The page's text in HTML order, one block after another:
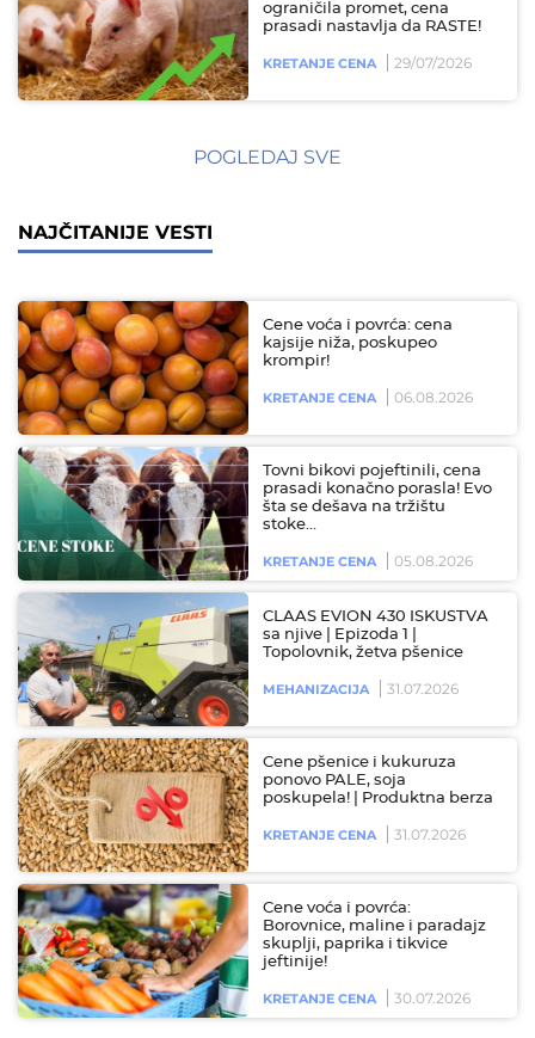
ograničila promet, cena
prasadi nastavlja da RASTE!
KRETANJE CENA 29/07/2026
POGLEDAJ SVE
NAJČITANIJE VESTI
Cene voća i povrća: cena
kajsije niža, poskupeo
krompir!
KRETANJE CENA 06.08.2026
Tovni bikovi pojeftinili, cena
prasadi konačno porasla! Evo
šta se dešava na tržištu
stoke…
KRETANJE CENA 05.08.2026
CLAAS EVION 430 ISKUSTVA
sa njive | Epizoda 1 |
Topolovnik, žetva pšenice
MEHANIZACIJA 31.07.2026
Cene pšenice i kukuruza
ponovo PALE, soja
poskupela! | Produktna berza
KRETANJE CENA 31.07.2026
Cene voća i povrća:
Borovnice, maline i paradajz
skuplji, paprika i tikvice
jeftinije!
KRETANJE CENA 30.07.2026